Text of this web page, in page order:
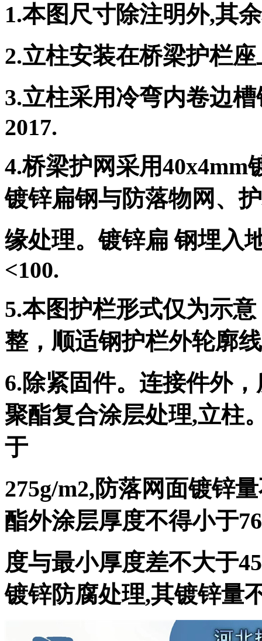
1.本图尺寸除注明外,其
2.立柱安装在桥梁护栏
3.立柱采用冷弯内卷边
2017.
4.桥梁护网采用
镀锌扁钢与防落物网、
缘处理。镀锌扁 钢埋入
<100.
5.本图护栏形式仅为示
整，顺适钢护栏外轮廓
6.除紧固件。连接件外
聚酯复合涂层处理,立柱
于
275g/m2,防落网面镀锌
酯外涂层厚度不得小于
度与最小厚度差不大于
镀锌防腐处理,其镀锌量